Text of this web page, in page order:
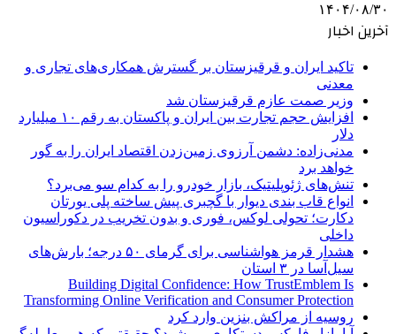
۱۴۰۴/۰۸/۳۰
آخرین اخبار
تاکید ایران و قرقیزستان بر گسترش همکاری‌های تجاری و
معدنی
وزیر صمت عازم قرقیزستان شد
افزایش حجم تجارت بین ایران و پاکستان به رقم ۱۰ میلیارد
دلار
مدنی‌زاده: دشمن آرزوی زمین‌زدن اقتصاد ایران را به گور
خواهد برد
تنش‌های ژئوپلیتیک، بازار خودرو را به کدام سو می‌برد؟
انواع قاب بندی دیوار با گچبری پیش ساخته پلی یورتان
دکارت؛ تحولی لوکس، فوری و بدون تخریب در دکوراسیون
داخلی
هشدار قرمز هواشناسی برای گرمای ۵۰ درجه؛ بارش‌های
سیل‌آسا در ۳ استان
Building Digital Confidence: How TrustEmblem Is
Transforming Online Verification and Consumer Protection
روسیه از مراکش بنزین وارد کرد